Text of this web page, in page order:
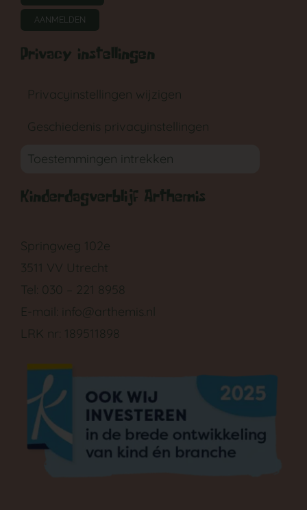
AANMELDEN
Privacy instellingen
Privacyinstellingen wijzigen
Geschiedenis privacyinstellingen
Toestemmingen intrekken
Kinderdagverblijf Arthemis
Springweg 102e
3511 VV Utrecht
Tel: 030 – 221 8958
E-mail: info@arthemis.nl
LRK nr: 189511898